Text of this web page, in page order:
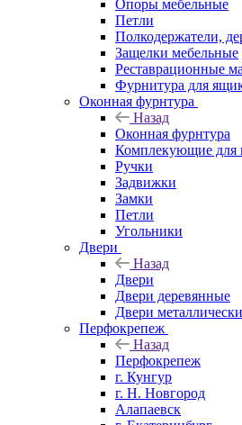
Опоры мебельные
Петли
Полкодержатели,
Защелки мебельные
Реставрационные
Фурнитура для
Оконная фурнтура
Назад
Оконная фурнтура
Комплекующие для
Ручки
Задвижки
Замки
Петли
Угольники
Двери
Назад
Двери
Двери деревянные
Двери
Перфокрепеж
Назад
Перфокрепеж
г. Кунгур
г. Н. Новгород
Алапаевск